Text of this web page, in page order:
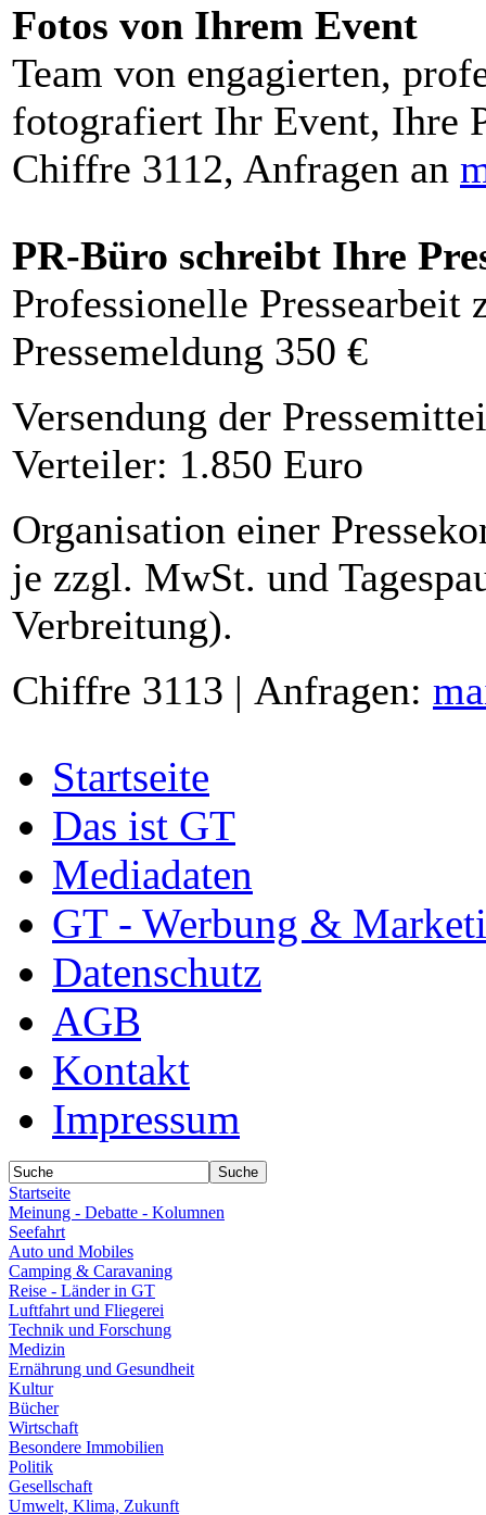
Fotos von Ihrem Event
Team von engagierten,
fotografiert Ihr Event, Ihre
Chiffre 3112, Anfragen an
PR-Büro schreibt Ihre
Professionelle Pressearbeit
Pressemeldung 350 €
Versendung der
Verteiler: 1.850 Euro
Organisation einer
je zzgl. MwSt. und
Verbreitung).
Chiffre 3113 | Anfragen:
Startseite
Das ist GT
Mediadaten
GT - Werbung &
Datenschutz
AGB
Kontakt
Impressum
Startseite
Meinung - Debatte - Kolumnen
Seefahrt
Auto und Mobiles
Camping & Caravaning
Reise - Länder in GT
Luftfahrt und Fliegerei
Technik und Forschung
Medizin
Ernährung und Gesundheit
Kultur
Bücher
Wirtschaft
Besondere Immobilien
Politik
Gesellschaft
Umwelt, Klima, Zukunft